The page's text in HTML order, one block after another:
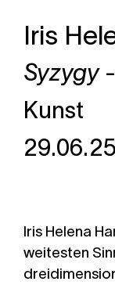
Iris
Syzygy-
Kunst
Iris Helena
weitesten